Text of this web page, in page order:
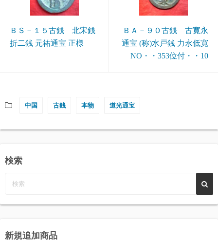
ＢＳ－１５古銭 北宋銭
折二銭 元祐通宝 正様
ＢＡ－９０古銭 古寛永
通宝 (称)水戸銭 力永低寛
NO・・353位付・・10
中国 古銭 本物 道光通宝
検索
新規追加商品